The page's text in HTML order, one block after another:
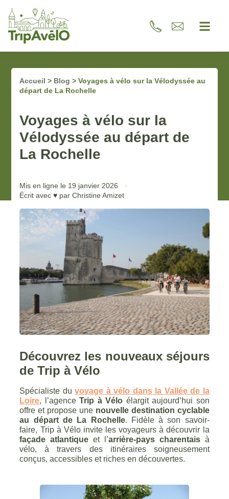
Accueil > Blog >Voyages à vélo sur la Vélodyssée au
départ de La Rochelle
Voyages à vélo sur la
Vélodyssée au départ de
La Rochelle
Mis en ligne le 19 janvier 2026
Écrit avec ♥ par Christine Amizet
Découvrez les nouveaux séjours
de Trip à Vélo
Spécialiste duvoyage à vélo dans la Vallée de la
Loire, l’agenceTrip à Vélo élargit aujourd’hui son
offre et propose une nouvelle destination cyclable
au départ de La Rochelle. Fidèle à son savoir-
faire, Trip à Vélo invite les voyageurs à découvrir la
façade atlantique et l’arrière-pays charentaisà
vélo, à travers des itinéraires soigneusement
conçus, accessibles et riches en découvertes.